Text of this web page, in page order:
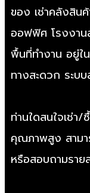
ของ เช่าคลังสิน
ออฟฟิศ โรงงาน
พื้นที่ทำงาน อยู่ใ
ทางสะดวก ระบ
ท่านใดสนใจเช่า/
คุณภาพสูง สามา
หรือสอบถามราย